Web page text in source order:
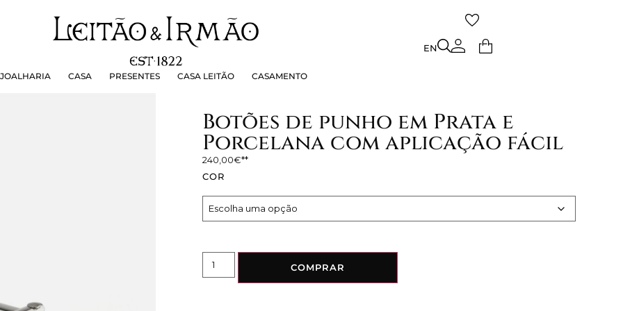
JOALHARIA CASA PRESENTES CASA LEITÃO CASAMENTO
EN
PRESENTES CASA LEITÃO
Botões de punho em Prata e
Porcelana com aplicação fácil
240,00€
COR
COMPRAR